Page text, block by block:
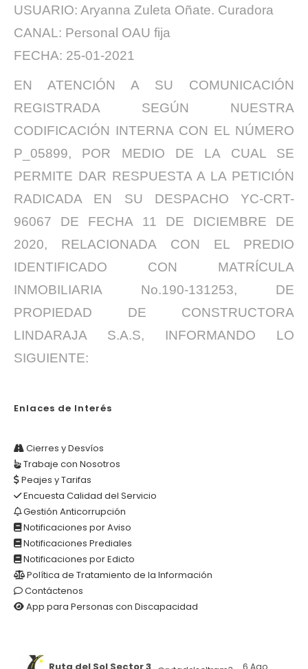
USUARIO: Aryanna Zuleta Oñate. Curadora
CANAL: Personal OAU fija
FECHA: 25-01-2021
EN ATENCIÓN A SU COMUNICACIÓN
REGISTRADA SEGÚN NUESTRA
CODIFICACIÓN INTERNA CON EL NÚMERO
P_05899, POR MEDIO DE LA CUAL SE
PERMITE DAR RESPUESTA A LA PETICIÓN
RADICADA EN SU DESPACHO YC-CRT-
96067 DE FECHA 11 DE DICIEMBRE DE
2020, RELACIONADA CON EL PREDIO
IDENTIFICADO CON MATRÍCULA
INMOBILIARIA No.190-131253, DE
PROPIEDAD DE CONSTRUCTORA
LINDARAJA S.A.S, INFORMANDO LO
SIGUIENTE:
Enlaces de Interés
Cierres y Desvíos
Trabaje con Nosotros
Peajes y Tarifas
Encuesta Calidad del Servicio
Gestión Anticorrupción
Notificaciones por Aviso
Notificaciones Prediales
Notificaciones por Edicto
Política de Tratamiento de la Información
Contáctenos
App para Personas con Discapacidad
6 Ago